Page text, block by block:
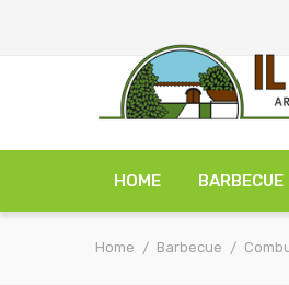
HOME BARBECUE
Home Barbecue